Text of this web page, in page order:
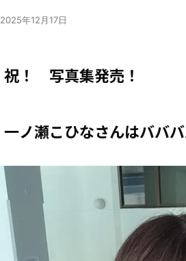
2025年12月17日
祝！ 写真集発売！
一ノ瀬こひなさんはババ